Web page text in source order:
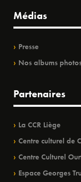
Médias
Presse
Nos albums
Partenaires
La CCR Liège
Centre culturel de
Centre Culturel
Espace Georges